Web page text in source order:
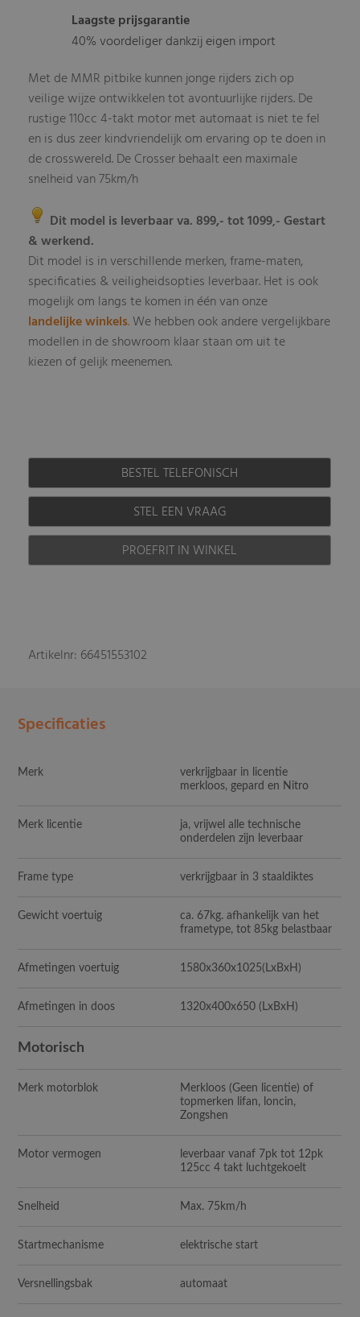
Laagste prijsgarantie
40% voordeliger dankzij eigen import
Met de MMR pitbike kunnen jonge rijders zich op
veilige wijze ontwikkelen tot avontuurlijke rijders. De
rustige 110cc 4-takt motor met automaat is niet te fel
en is dus zeer kindvriendelijk om ervaring op te doen in
de crosswereld. De Crosser behaalt een maximale
snelheid van 75km/h
Dit model is leverbaar va. 899,- tot 1099,- Gestart
& werkend.
Dit model is in verschillende merken, frame-maten,
specificaties & veiligheidsopties leverbaar. Het is ook
mogelijk om langs te komen in één van onze
landelijke winkels.We hebben ook andere vergelijkbare
modellen in de showroom klaar staan om uit te
kiezen of gelijk meenemen.
BESTEL TELEFONISCH
STEL EEN VRAAG
PROEFRIT IN WINKEL
Artikelnr: 66451553102
Specificaties
Merk
verkrijgbaar in licentie
merkloos, gepard en Nitro
Merk licentie
ja, vrijwel alle technische
onderdelen zijn leverbaar
Frame type verkrijgbaar in 3 staaldiktes
Gewicht voertuig
ca. 67kg. afhankelijk van het
frametype, tot 85kg belastbaar
Afmetingen voertuig 1580x360x1025(LxBxH)
Afmetingen in doos 1320x400x650(LxBxH)
Motorisch
Merk motorblok
Merkloos (Geen licentie) of
topmerken lifan, loncin,
Zongshen
Motor vermogen
leverbaar vanaf 7pk tot 12pk
125cc 4 takt luchtgekoelt
Snelheid Max. 75km/h
Startmechanisme elektrische start
Versnellingsbak automaat